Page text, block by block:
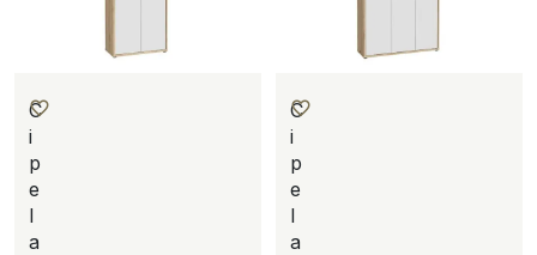
C
i
p
e
l
a
C
i
p
e
l
a